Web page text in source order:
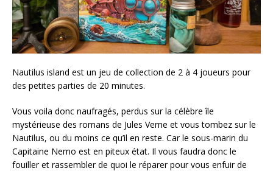
Nautilus island est un jeu de collection de 2 à 4 joueurs pour
des petites parties de 20 minutes.
Vous voila donc naufragés, perdus sur la célèbre île
mystérieuse des romans de Jules Verne et vous tombez sur le
Nautilus, ou du moins ce qu’il en reste. Car le sous-marin du
Capitaine Nemo est en piteux état. Il vous faudra donc le
fouiller et rassembler de quoi le réparer pour vous enfuir de